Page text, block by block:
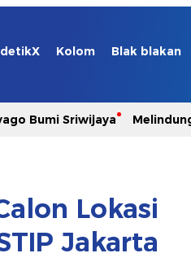
detikX Kolom Blak blakan
Bumi Sriwijaya
Lokasi
Jakarta